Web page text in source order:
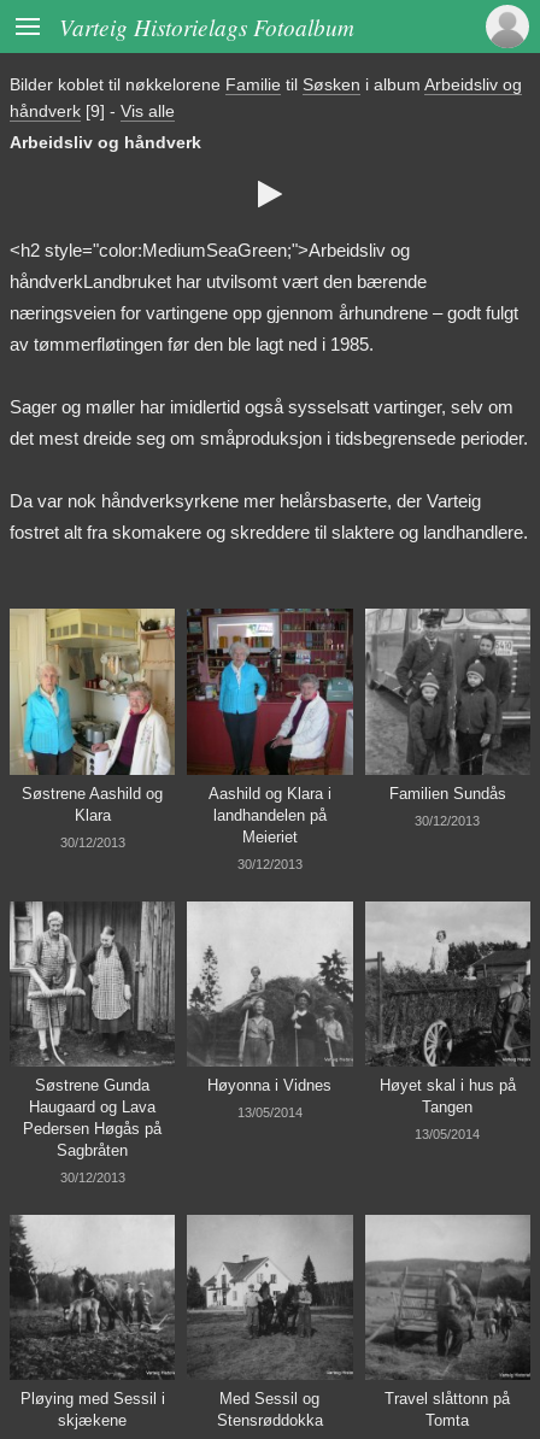
 Varteig Historielags Fotoalbum
Bilder koblet til nøkkelorene Familie til Søsken i album Arbeidsliv og
håndverk [9] - Vis alle
Arbeidsliv og håndverk

<h2 style="color:MediumSeaGreen;">Arbeidsliv og
håndverkLandbruket har utvilsomt vært den bærende
næringsveien for vartingene opp gjennom århundrene – godt fulgt
av tømmerfløtingen før den ble lagt ned i 1985.
Sager og møller har imidlertid også sysselsatt vartinger, selv om
det mest dreide seg om småproduksjon i tidsbegrensede perioder.
Da var nok håndverksyrkene mer helårsbaserte, der Varteig
fostret alt fra skomakere og skreddere til slaktere og landhandlere.
Søstrene Aashild og
Klara
30/12/2013
Aashild og Klara i
landhandelen på
Meieriet
30/12/2013
Familien Sundås
30/12/2013
Søstrene Gunda
Haugaard og Lava
Pedersen Høgås på
Sagbråten
30/12/2013
Høyonna i Vidnes
13/05/2014
Høyet skal i hus på
Tangen
13/05/2014
Pløying med Sessil i
skjækene
Med Sessil og
Stensrøddokka
Travel slåttonn på
Tomta